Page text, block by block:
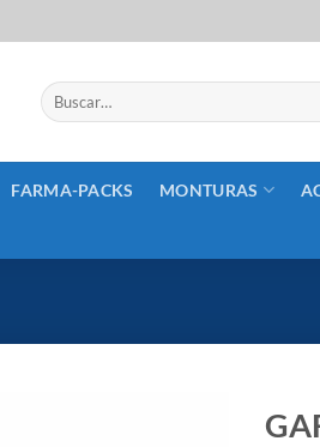
Buscar
por:
FARMA-PACKS MONTURAS